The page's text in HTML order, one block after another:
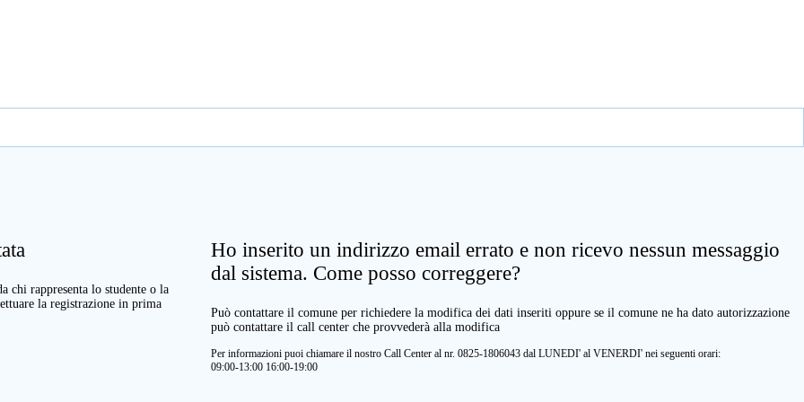
chi rappresenta lo studente o la
la registrazione in prima
Ho inserito un indirizzo email errato e non ricevo nessun messaggio
dal sistema. Come posso correggere?
Può contattare il comune per richiedere la modifica dei dati inseriti oppure se il comune ne ha dato autorizzazione
può contattare il call center che provvederà alla modifica
Per informazioni puoi chiamare il nostro Call Center al nr. 0825-1806043 dal LUNEDI' al VENERDI' nei seguenti orari:
09:00-13:00 16:00-19:00